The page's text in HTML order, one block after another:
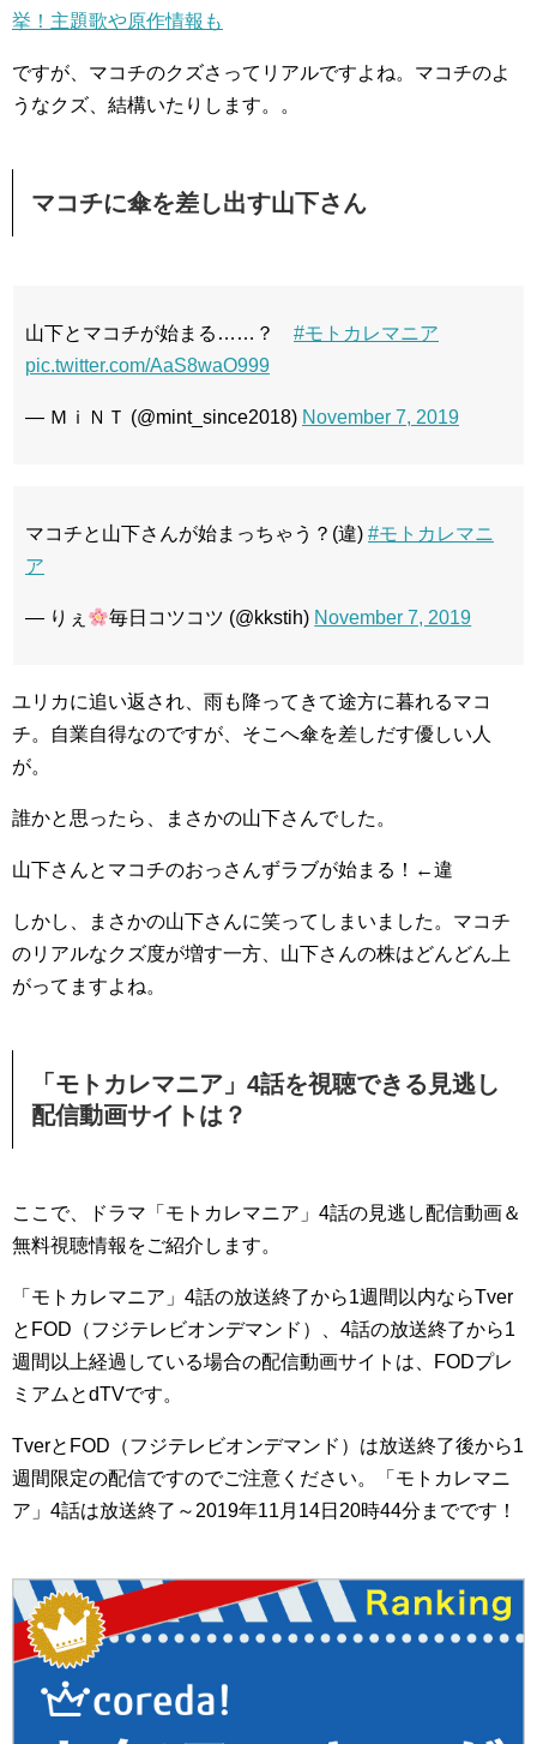
挙！主題歌や原作情報も
ですが、マコチのクズさってリアルですよね。マコチのよ
うなクズ、結構いたりします。。
マコチに傘を差し出す山下さん
山下とマコチが始まる……？ #モトカレマニア
pic.twitter.com/AaS8waO999
— ＭｉＮＴ (@mint_since2018) November 7, 2019
マコチと山下さんが始まっちゃう？(違) #モトカレマニ
ア
— りぇ 毎日コツコツ (@kkstih) November 7, 2019
ユリカに追い返され、雨も降ってきて途方に暮れるマコ
チ。自業自得なのですが、そこへ傘を差しだす優しい人
が。
誰かと思ったら、まさかの山下さんでした。
山下さんとマコチのおっさんずラブが始まる！←違
しかし、まさかの山下さんに笑ってしまいました。マコチ
のリアルなクズ度が増す一方、山下さんの株はどんどん上
がってますよね。
「モトカレマニア」4話を視聴できる見逃し
配信動画サイトは？
ここで、ドラマ「モトカレマニア」4話の見逃し配信動画＆
無料視聴情報をご紹介します。
「モトカレマニア」4話の放送終了から1週間以内ならTver
とFOD（フジテレビオンデマンド）、4話の放送終了から1
週間以上経過している場合の配信動画サイトは、FODプレ
ミアムとdTVです。
TverとFOD（フジテレビオンデマンド）は放送終了後から1
週間限定の配信ですのでご注意ください。「モトカレマニ
ア」4話は放送終了～2019年11月14日20時44分までです！